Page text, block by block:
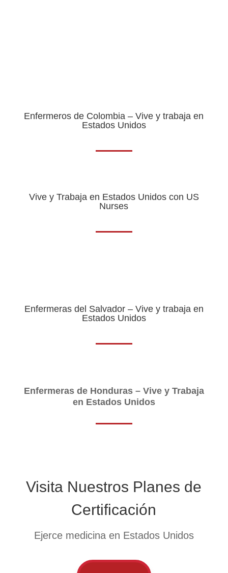
Enfermeros de Colombia – Vive y trabaja en
Estados Unidos
Vive y Trabaja en Estados Unidos con US
Nurses
Enfermeras del Salvador – Vive y trabaja en
Estados Unidos
Enfermeras de Honduras – Vive y Trabaja
en Estados Unidos
Visita Nuestros Planes de
Certificación
Ejerce medicina en Estados Unidos